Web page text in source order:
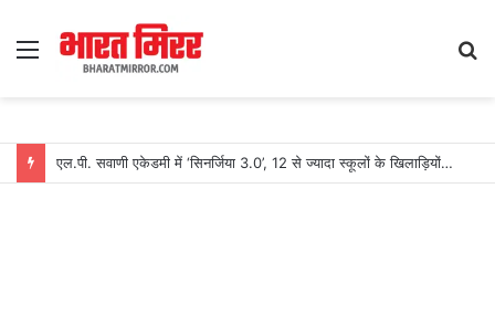
Menu
एल.पी. सवाणी एकेडमी में ‘सिनर्जिया 3.0’, 12 से ज्यादा स्कूलों के खिलाड़ियों ने लिया हिस्सा